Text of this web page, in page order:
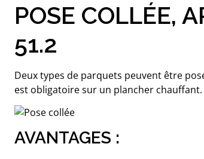
POSE COLLÉE,
51.2
Deux types de parquets peuvent être
est obligatoire sur un plancher chauffant.
AVANTAGES :